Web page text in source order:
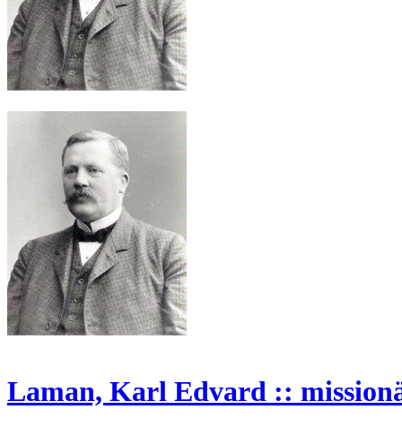
Laman, Karl Edvard ::